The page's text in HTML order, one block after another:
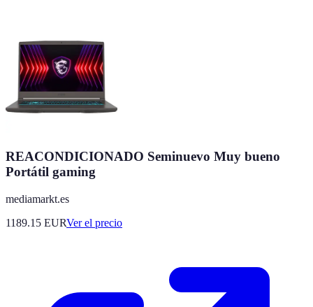
REACONDICIONADO Seminuevo Muy bueno
Portátil gaming
mediamarkt.es
1189.15 EURVer el precio